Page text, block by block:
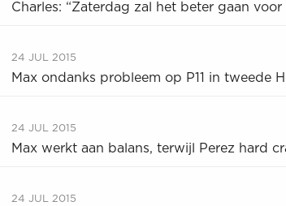
Charles: “Zaterdag zal het beter gaan voor
24 JUL 2015
Max ondanks probleem op P11 in tweede
24 JUL 2015
Max werkt aan balans, terwijl Perez hard
24 JUL 2015